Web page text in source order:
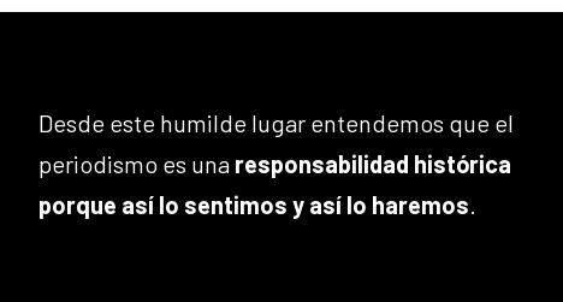
Desde este humilde lugar entendemos que el
periodismo es una responsabilidad histórica
porque así lo sentimos y así lo haremos